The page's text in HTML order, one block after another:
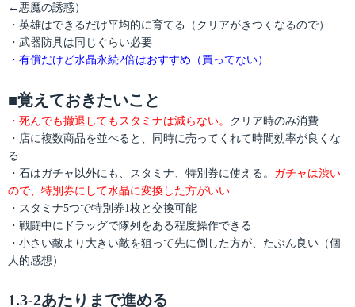
←悪魔の誘惑）
・英雄はできるだけ平均的に育てる（クリアがきつくなるので）
・武器防具は同じぐらい必要
・有償だけど水晶永続2倍はおすすめ（買ってない）
■覚えておきたいこと
・死んでも撤退してもスタミナは減らない。 クリア時のみ消費
・店に複数商品を並べると、同時に売ってくれて時間効率が良くな
る
・石はガチャ以外にも、スタミナ、特別券に使える。 ガチャは渋い
ので、特別券にして水晶に変換した方がいい
・スタミナ5つで特別券1枚と交換可能
・戦闘中にドラッグで隊列をある程度操作できる
・小さい敵より大きい敵を狙って先に倒した方が、たぶん良い（個
人的感想）
1.3-2あたりまで進める